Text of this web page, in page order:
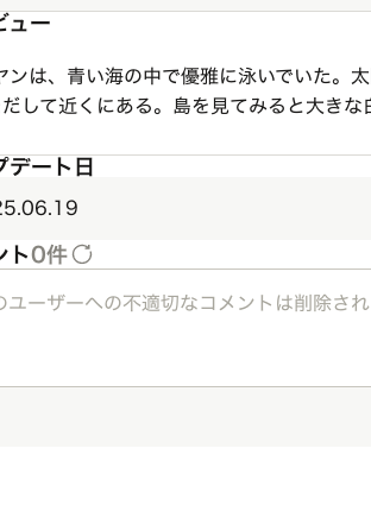
ュー
ンは、青い海の中で優雅に泳いでいた。
だして近くにある。島を見てみると大き
デート日
ト0件